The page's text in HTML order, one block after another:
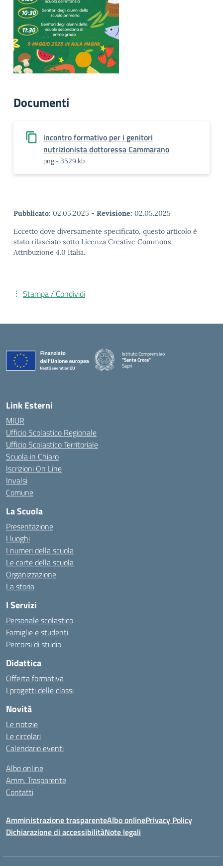
Documenti
incontro formativo per i genitori
nutrizionista dottoressa Cammarano
png - 3529 kb
Pubblicato: 02.05.2025 - Revisione: 02.05.2025
Eccetto dove diversamente specificato, questo articolo è
stato rilasciato sotto Licenza Creative Commons
Attribuzione 4.0 Italia.
Stampa / Condividi
Istituto Comprensivo
"Santa Croce"
Sapri
— Visita la pagina iniziale della scuola
Link Esterni
MIUR
Ufficio Scolastico Regionale
Ufficio Scolastico Territoriale
Scuola in Chiaro
Iscrizioni On Line
Invalsi
Comune
La Scuola
Presentazione
I luoghi
I numeri della scuola
Le carte della scuola
Organizzazione
La storia
I Servizi
Personale scolastico
Famiglie e studenti
Percorsi di studio
Didattica
Offerta formativa
I progetti delle classi
Novità
Le notizie
Le circolari
Calendario eventi
Albo online
Amm. Trasparente
Contatti
Amministrazione trasparenteAlbo onlinePrivacy Policy
Dichiarazione di accessibilitàNote legali